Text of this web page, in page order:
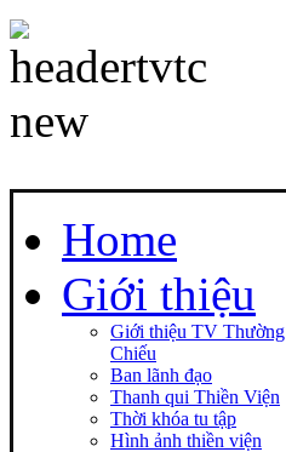
Home
Giới thiệu
Giới thiệu TV Thường
Chiếu
Ban lãnh đạo
Thanh qui Thiền Viện
Thời khóa tu tập
Hình ảnh thiền viện